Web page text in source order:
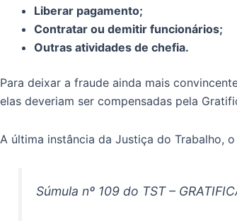
Liberar pagamento;
Contratar ou demitir funcionários;
Outras atividades de chefia.
Para deixar a fraude ainda mais
elas deveriam ser compensadas pela
A última instância da Justiça do Trabalho,
Súmula nº 109 do TST –